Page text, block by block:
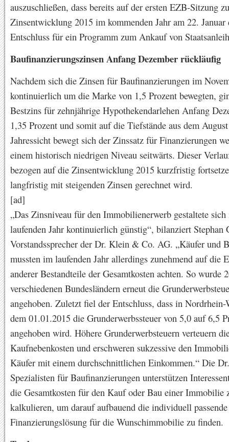
auszuschließen, dass bereits auf der ersten EZB-Sitzung
Zinsentwicklung 2015 im kommenden Jahr am 22. Januar
Entschluss für ein Programm zum Ankauf von
Baufinanzierungszinsen Anfang Dezember rückläufig
Nachdem sich die Zinsen für Baufinanzierungen im
kontinuierlich um die Marke von 1,5 Prozent bewegten,
Bestzins für zehnjährige Hypothekendarlehen Anfang
1,35 Prozent und somit auf die Tiefstände aus dem
Jahressicht bewegt sich der Zinssatz für Finanzierungen
einem historisch niedrigen Niveau seitwärts. Dieser
bezogen auf die Zinsentwicklung 2015 kurzfristig
langfristig mit steigenden Zinsen gerechnet wird.
[ad]
„Das Zinsniveau für den Immobilienerwerb gestaltete
laufenden Jahr kontinuierlich günstig“, bilanziert Stephan
Vorstandssprecher der Dr. Klein & Co. AG. „Käufer und
mussten im laufenden Jahr allerdings zunehmend auf die
anderer Bestandteile der Gesamtkosten achten. So wurde
verschiedenen Bundesländern erneut die
angehoben. Zuletzt fiel der Entschluss, dass in Nordrhein-
dem 01.01.2015 die Grunderwerbssteuer von 5,0 auf 6,5
angehoben wird. Höhere Grunderwerbsteuern verteuern
Kaufnebenkosten und erschweren sukzessive den
Käufer mit einem durchschnittlichen Einkommen.“ Die
Spezialisten für Baufinanzierungen unterstützen
die Gesamtkosten für den Kauf oder Bau einer Immobilie
kalkulieren, um darauf aufbauend die individuell passende
Finanzierungslösung für die Wunschimmobilie zu finden.